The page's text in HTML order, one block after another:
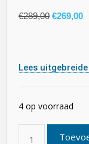
€289,00 €269,00
Lees
4 op voorraad